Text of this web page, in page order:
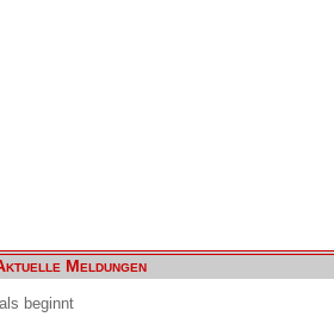
Meldungen
beginnt